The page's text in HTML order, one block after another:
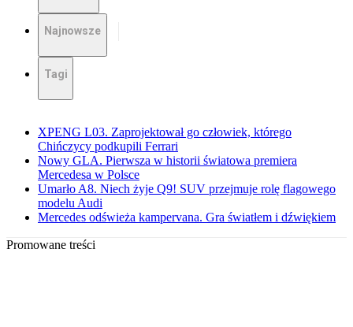
Najnowsze
Tagi
XPENG L03. Zaprojektował go człowiek, którego
Chińczycy podkupili Ferrari
Nowy GLA. Pierwsza w historii światowa premiera
Mercedesa w Polsce
Umarło A8. Niech żyje Q9! SUV przejmuje rolę flagowego
modelu Audi
Mercedes odświeża kampervana. Gra światłem i dźwiękiem
Promowane treści